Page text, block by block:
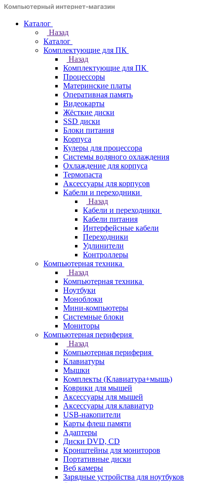
Каталог
Назад
Каталог
Комплектующие для ПК
Назад
Комплектующие для ПК
Процессоры
Материнские платы
Оперативная память
Видеокарты
Жёсткие диски
SSD диски
Блоки питания
Корпуса
Кулеры для процессора
Системы водяного охлаждения
Охлаждение для корпуса
Термопаста
Аксессуары для корпусов
Кабели и переходники
Назад
Кабели и переходники
Кабели питания
Интерфейсные кабели
Переходники
Удлинители
Контроллеры
Компьютерная техника
Назад
Компьютерная техника
Ноутбуки
Моноблоки
Мини-компьютеры
Системные блоки
Мониторы
Компьютерная периферия
Назад
Компьютерная периферия
Клавиатуры
Мышки
Комплекты (Клавиатура+мышь)
Коврики для мышей
Аксессуары для мышей
Аксессуары для клавиатур
USB-накопители
Карты флеш памяти
Адаптеры
Диски DVD, CD
Кронштейны для мониторов
Портативные диски
Веб камеры
Зарядные устройства для ноутбуков